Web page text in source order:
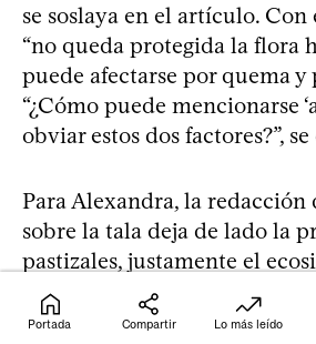
se soslaya en el artículo. Con
“no queda protegida la flora
puede afectarse por quema y
“¿Cómo puede mencionarse
obviar estos dos factores?”,
Para Alexandra, la
sobre la tala deja de lado la
pastizales, justamente el
amenazado de Uruguay por
productivas y avance de la
Portada Compartir Lo más leído